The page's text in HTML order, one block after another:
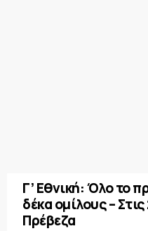
Γ’ Εθνική: Όλο το
δέκα ομίλους –
Πρέβεζα